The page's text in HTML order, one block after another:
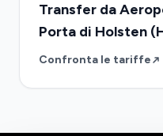
Transfer da
Porta di Holsten
Confronta le tariffe